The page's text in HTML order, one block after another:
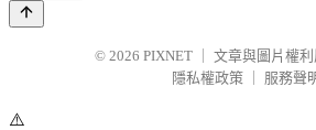
© 2026 PIXNET
文章與圖片權
隱私權政策
服務聲
⚠️